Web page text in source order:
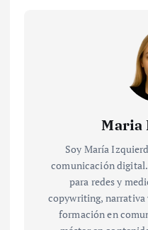
Maria
Soy María
comunicación
para redes y
copywriting, narrativa
formación en